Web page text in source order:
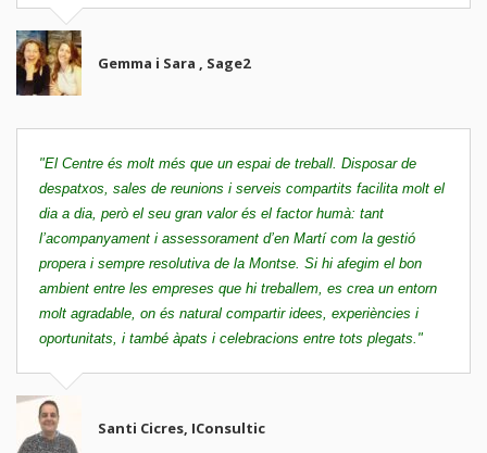
Gemma i Sara , Sage2
"El Centre és molt més que un espai de treball. Disposar de
despatxos, sales de reunions i serveis compartits facilita molt el
dia a dia, però el seu gran valor és el factor humà: tant
l’acompanyament i assessorament d’en Martí com la gestió
propera i sempre resolutiva de la Montse. Si hi afegim el bon
ambient entre les empreses que hi treballem, es crea un entorn
molt agradable, on és natural compartir idees, experiències i
oportunitats, i també àpats i celebracions entre tots plegats."
Santi Cicres, IConsultic